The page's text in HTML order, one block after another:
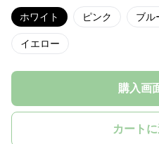
ホワイト ピンク ブル
イエロー
購入画
カート